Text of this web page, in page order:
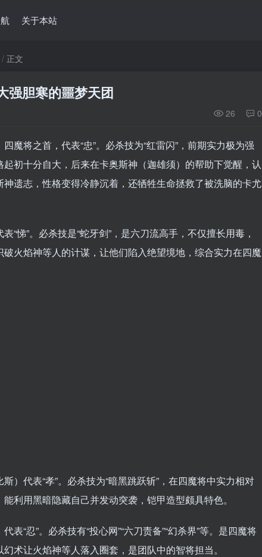
关于本站
正文
强胆寒的噩梦天团
26 0
魔将之首，代表“忠”。必杀技为“红雷闪”，前期实力极为强
初十分自大，后来在卡奥斯神（迦雄须）的帮助下觉醒，认
遗志，性格变得冷静沉着，还牺牲生命拯救了被洗脑的卡尤
“悌”。必杀技是“蛇牙剑”，是六刀流高手，不仅擅长用毒，
火焰神等人的计谋，让他们陷入绝望境地，综合实力在四魔
）代表“孝”。必杀技为“暗黑跳跃斩”，在四魔将中实力相对
利用黑暗隐藏自己并发动突袭，铠甲造型颇具特色。
表“忍”。必杀技有“投心网”“六刀责备”“幻杀界”等。是四魔将
术让火焰神等人落入圈套，是团队中的智将担当。